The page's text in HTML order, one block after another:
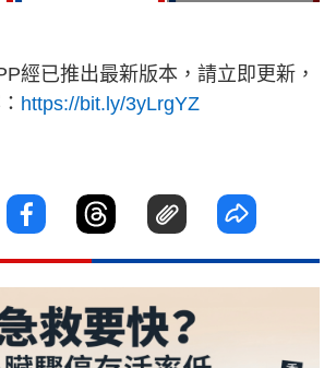
經已推出最新版本，請立即更新，
https://bit.ly/3yLrgYZ